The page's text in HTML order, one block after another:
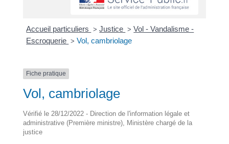
Accueil particuliers > Justice > Vol - Vandalisme -
Escroquerie > Vol, cambriolage
Fiche pratique
Vol, cambriolage
Vérifié le 28/12/2022 - Direction de l'information légale et
administrative (Première ministre), Ministère chargé de la
justice